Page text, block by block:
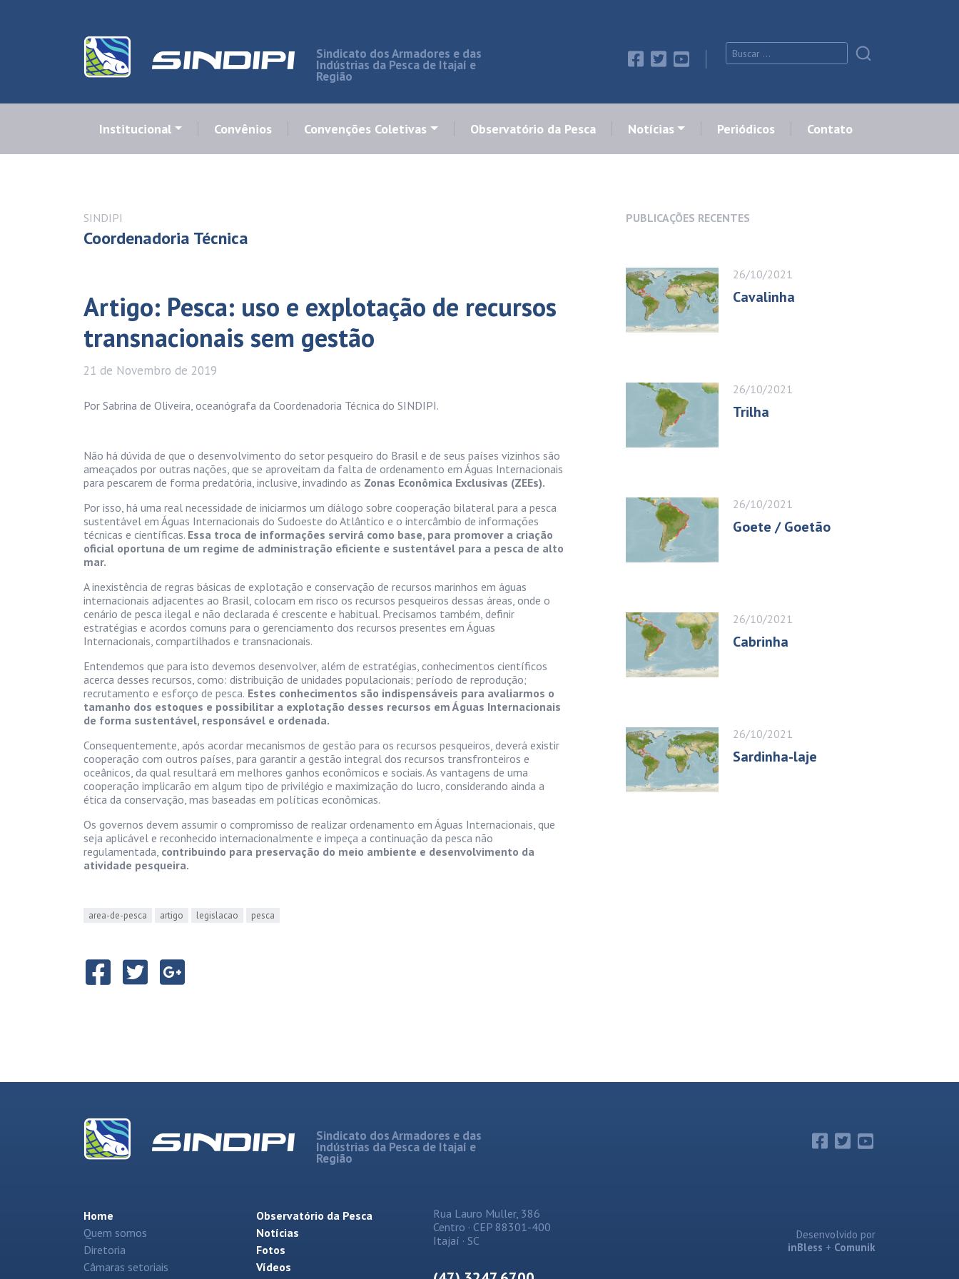
Sindicato dos Armadores e das
Indústrias da Pesca de Itajaí e
Região
Institucional Convênios Convenções Coletivas Observatório da Pesca Notícias Periódicos Contato
SINDIPI
Coordenadoria Técnica
Artigo: Pesca: uso e explotação de recursos
transnacionais sem gestão
21 de Novembro de 2019
Por Sabrina de Oliveira, oceanógrafa da Coordenadoria Técnica do SINDIPI.
Não há dúvida de que o desenvolvimento do setor pesqueiro do Brasil e de seus países vizinhos são
ameaçados por outras nações, que se aproveitam da falta de ordenamento em Águas Internacionais
para pescarem de forma predatória, inclusive, invadindo as Zonas Econômica Exclusivas (ZEEs).
Por isso, há uma real necessidade de iniciarmos um diálogo sobre cooperação bilateral para a pesca
sustentável em Águas Internacionais do Sudoeste do Atlântico e o intercâmbio de informações
técnicas e científicas. Essa troca de informações servirá como base, para promover a criação
oficial oportuna de um regime de administração eficiente e sustentável para a pesca de alto
mar.
A inexistência de regras básicas de explotação e conservação de recursos marinhos em águas
internacionais adjacentes ao Brasil, colocam em risco os recursos pesqueiros dessas áreas, onde o
cenário de pesca ilegal e não declarada é crescente e habitual. Precisamos também, definir
estratégias e acordos comuns para o gerenciamento dos recursos presentes em Águas
Internacionais, compartilhados e transnacionais.
Entendemos que para isto devemos desenvolver, além de estratégias, conhecimentos científicos
acerca desses recursos, como: distribuição de unidades populacionais; período de reprodução;
recrutamento e esforço de pesca. Estes conhecimentos são indispensáveis para avaliarmos o
tamanho dos estoques e possibilitar a explotação desses recursos em Águas Internacionais
de forma sustentável, responsável e ordenada.
Consequentemente, após acordar mecanismos de gestão para os recursos pesqueiros, deverá existir
cooperação com outros países, para garantir a gestão integral dos recursos transfronteiros e
oceânicos, da qual resultará em melhores ganhos econômicos e sociais. As vantagens de uma
cooperação implicarão em algum tipo de privilégio e maximização do lucro, considerando ainda a
ética da conservação, mas baseadas em políticas econômicas.
Os governos devem assumir o compromisso de realizar ordenamento em Águas Internacionais, que
seja aplicável e reconhecido internacionalmente e impeça a continuação da pesca não
regulamentada, contribuindo para preservação do meio ambiente e desenvolvimento da
atividade pesqueira.
area-de-pesca artigo legislacao pesca
PUBLICAÇÕES RECENTES
26/10/2021
Cavalinha
26/10/2021
Trilha
26/10/2021
Goete / Goetão
26/10/2021
Cabrinha
26/10/2021
Sardinha-laje
Sindicato dos Armadores e das
Indústrias da Pesca de Itajaí e
Região
Home
Quem somos
Diretoria
Câmaras setoriais
Observatório da Pesca
Notícias
Fotos
Vídeos
Rua Lauro Muller, 386
Centro · CEP 88301-400
Itajaí · SC
Desenvolvido por
inBless + Comunik